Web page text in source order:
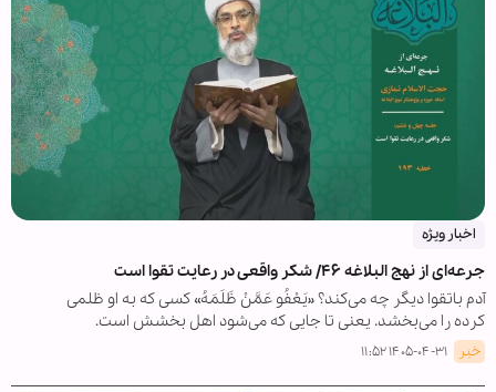
اخبار ویژه
جرعه‌ای از نهج البلاغه ۴۶/ شکر واقعی در رعایت تقوا است
آدم باتقوا دیگر چه می‌کند؟ «یَعْفُو عَمَّنْ ظَلَمَهُ» کسی که به او ظلمی
کرده را می‌بخشد. یعنی تا جایی که می‌شود اهل بخشش است.
خبر ۱۴۰۵-۰۴-۳۱ ۱۱:۵۲